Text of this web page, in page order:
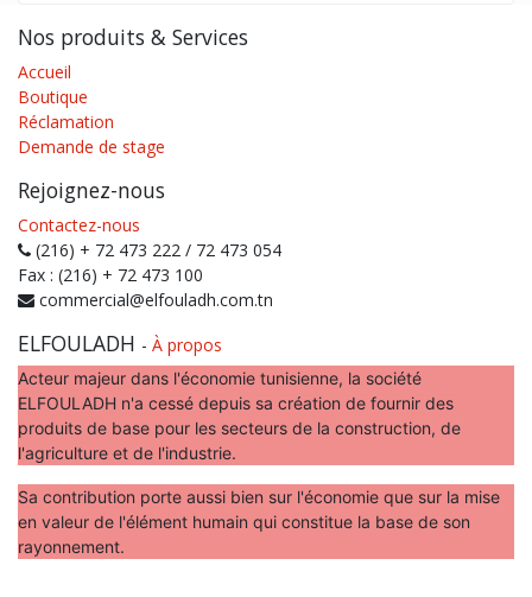
Nos produits & Services
Accueil
Boutique
Réclamation
Demande de stage
Rejoignez-nous
Contactez-nous
(216) + 72 473 222 / 72 473 054
Fax : (216) + 72 473 100
commercial@elfouladh.com.tn
ELFOULADH - À propos
Acteur majeur dans l'économie tunisienne, la société
ELFOULADH n'a cessé depuis sa création de fournir des
produits de base pour les secteurs de la construction, de
l'agriculture et de l'industrie.
Sa contribution porte aussi bien sur l'économie que sur la mise
en valeur de l'élément humain qui constitue la base de son
rayonnement.